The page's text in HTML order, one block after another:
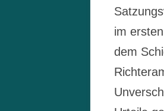
im
dem